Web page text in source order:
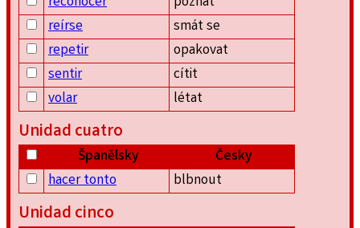
reírse
smát se
repetir
opakovat
sentir
cítit
volar
létat
Unidad cuatro
Španělsky
Česky
hacer tonto
blbnout
Unidad cinco